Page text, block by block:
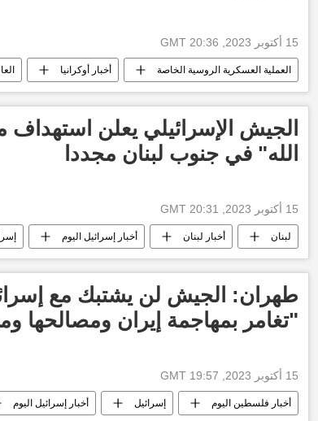
15 أكتوبر 2023, 20:36 GMT
العملية العسكرية الروسية الخاصة أخبار أوكرانيا
الجيش الإسرائيلي يعلن استهداف
الله" في جنوب لبنان مجددا
15 أكتوبر 2023, 20:31 GMT
لبنان أخبار لبنان أخبار إسرائيل اليوم
طوفان الأقصى قطاع غزة أخبار العالم الآن
طهران: الجيش لن يشتبك مع
"تغامر بمهاجمة إيران ومصالحها
15 أكتوبر 2023, 19:57 GMT
أخبار فلسطين اليوم إسرائيل أخبار إسرائيل اليوم